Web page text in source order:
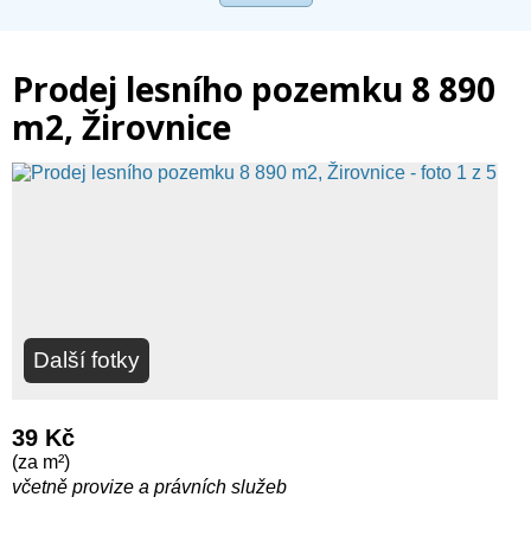
Prodej lesního pozemku 8 890
m2, Žirovnice
Další fotky
39 Kč
(za m²)
včetně provize a právních služeb